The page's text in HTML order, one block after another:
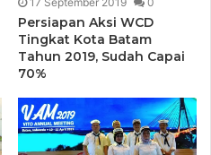
Persiapan Aksi WCD
Tingkat Kota Batam
Tahun 2019, Sudah Capai
70%